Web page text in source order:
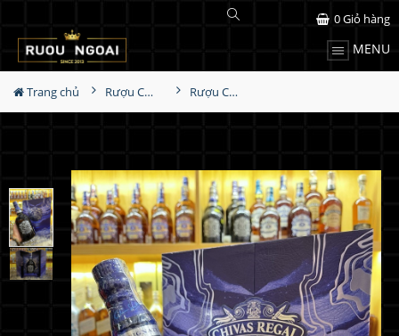
MENU
0Giỏ hàng
Trang chủ Rượu Chivas Rượu Chivas 18 Blue Hộp Quà Tết 2022